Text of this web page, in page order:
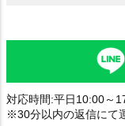
対応時間:平日10:00～
※30分以内の返信にて